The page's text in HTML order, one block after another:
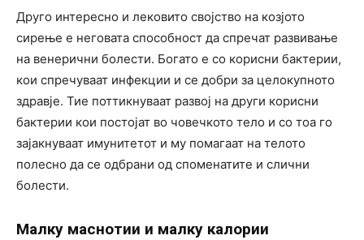
Друго интересно и лековито својство на козјото
сирење е неговата способност да спречат развивање
на венерични болести. Богато е со корисни бактерии,
кои спречуваат инфекции и се добри за целокупното
здравје. Тие поттикнуваат развој на други корисни
бактерии кои постојат во човечкото тело и со тоа го
зајакнуваат имунитетот и му помагаат на телото
полесно да се одбрани од споменатите и слични
болести.
Малку маснотии и малку калории